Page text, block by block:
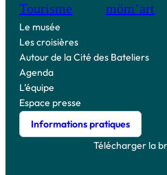
Le musée
Les croisières
Autour de la Cité des Bateliers
Agenda
L’équipe
Espace presse
Informations pratiques
Télécharger la